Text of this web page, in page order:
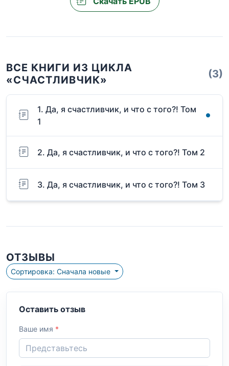
ВСЕ КНИГИ ИЗ ЦИКЛА
«СЧАСТЛИВЧИК»
(3)
1. Да, я счастливчик, и что с того?! Том
1
2. Да, я счастливчик, и что с того?! Том 2
3. Да, я счастливчик, и что с того?! Том 3
ОТЗЫВЫ
Сортировка: Сначала новые
Оставить отзыв
Ваше имя *